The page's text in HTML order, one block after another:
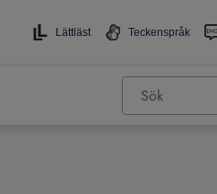
Lättläst Teckenspråk